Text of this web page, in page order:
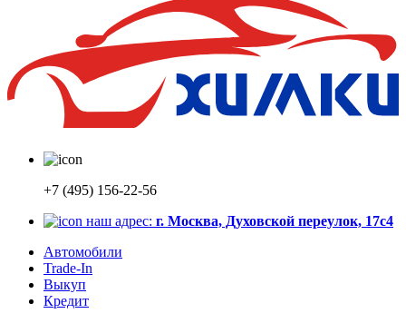
+7 (495) 156-22-56
наш адрес: г. Москва, Духовской переулок, 17с4
Автомобили
Trade-In
Выкуп
Кредит